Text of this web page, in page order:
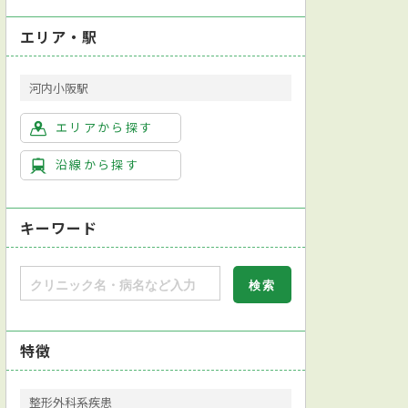
エリア・駅
河内小阪駅
エリアから探す
沿線から探す
キーワード
特徴
整形外科系疾患